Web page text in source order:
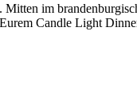
Mitten im
Candle Light